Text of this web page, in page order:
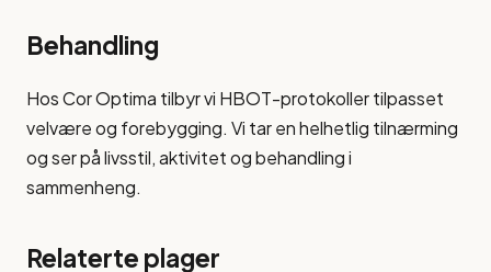
Behandling
Hos Cor Optima tilbyr vi HBOT-protokoller tilpasset
velvære og forebygging. Vi tar en helhetlig tilnærming
og ser på livsstil, aktivitet og behandling i
sammenheng.
Relaterte plager